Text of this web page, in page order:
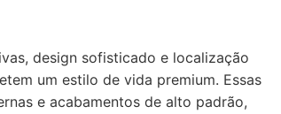
design sofisticado e localização
um estilo de vida premium. Essas
e acabamentos de alto padrão,